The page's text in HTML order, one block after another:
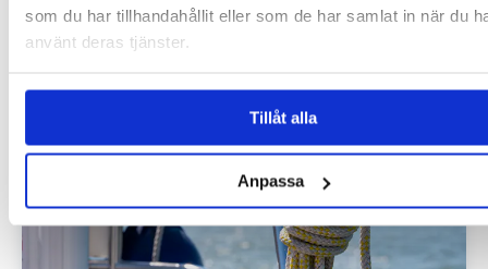
som du har tillhandahållit eller som de har samlat in när du
använt deras tjänster.
Tillåt alla
Anpassa
25.000…
LÄS MER